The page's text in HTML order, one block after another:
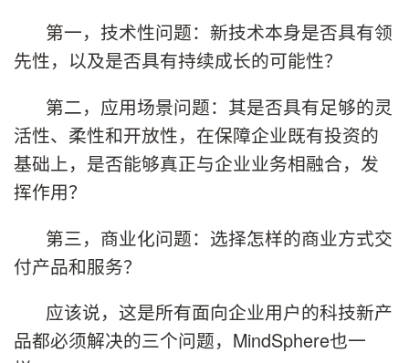
第一，技术性问题：新技术本身是否具有领
先性，以及是否具有持续成长的可能性？
第二，应用场景问题：其是否具有足够的灵
活性、柔性和开放性，在保障企业既有投资的
基础上，是否能够真正与企业业务相融合，发
挥作用？
第三，商业化问题：选择怎样的商业方式交
付产品和服务？
应该说，这是所有面向企业用户的科技新产
品都必须解决的三个问题，MindSphere也一